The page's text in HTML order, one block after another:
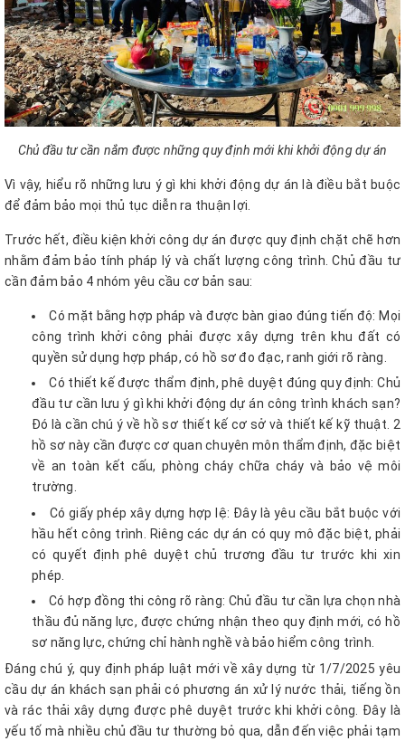
Chủ đầu tư cần nắm được những quy định mới khi khởi động dự án
Vì vậy, hiểu rõ những lưu ý gì khi khởi động dự án là điều bắt buộc
để đảm bảo mọi thủ tục diễn ra thuận lợi.
Trước hết, điều kiện khởi công dự án được quy định chặt chẽ hơn
nhằm đảm bảo tính pháp lý và chất lượng công trình. Chủ đầu tư
cần đảm bảo 4 nhóm yêu cầu cơ bản sau:
Có mặt bằng hợp pháp và được bàn giao đúng tiến độ: Mọi
công trình khởi công phải được xây dựng trên khu đất có
quyền sử dụng hợp pháp, có hồ sơ đo đạc, ranh giới rõ ràng.
Có thiết kế được thẩm định, phê duyệt đúng quy định: Chủ
đầu tư cần lưu ý gì khi khởi động dự án công trình khách sạn?
Đó là cần chú ý về hồ sơ thiết kế cơ sở và thiết kế kỹ thuật. 2
hồ sơ này cần được cơ quan chuyên môn thẩm định, đặc biệt
về an toàn kết cấu, phòng cháy chữa cháy và bảo vệ môi
trường.
Có giấy phép xây dựng hợp lệ: Đây là yêu cầu bắt buộc với
hầu hết công trình. Riêng các dự án có quy mô đặc biệt, phải
có quyết định phê duyệt chủ trương đầu tư trước khi xin
phép.
Có hợp đồng thi công rõ ràng: Chủ đầu tư cần lựa chọn nhà
thầu đủ năng lực, được chứng nhận theo quy định mới, có hồ
sơ năng lực, chứng chỉ hành nghề và bảo hiểm công trình.
Đáng chú ý, quy định pháp luật mới về xây dựng từ 1/7/2025 yêu
cầu dự án khách sạn phải có phương án xử lý nước thải, tiếng ồn
và rác thải xây dựng được phê duyệt trước khi khởi công. Đây là
yếu tố mà nhiều chủ đầu tư thường bỏ qua, dẫn đến việc phải tạm